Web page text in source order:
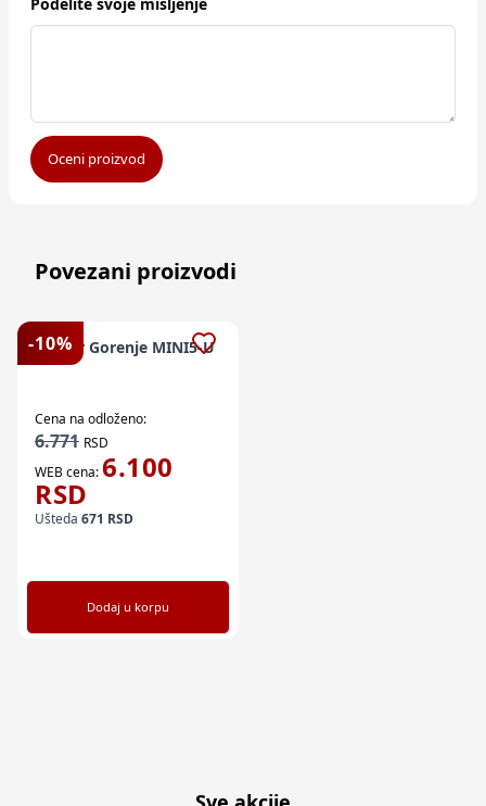
Podelite svoje mišljenje
Oceni proizvod
Povezani proizvodi
-10%
Bojler Gorenje MINI5-U
Cena na odloženo:
6.771 RSD
WEB cena:6.100
RSD
Ušteda 671 RSD
Dodaj u korpu